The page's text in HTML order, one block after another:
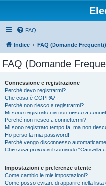
FAQ
Indice FAQ (Domande Frequenti)
FAQ (Domande
Connessione e registrazione
Perché devo registrarmi?
Che cosa è COPPA?
Perché non riesco a registrarmi?
Mi sono registrato ma non riesco a
Perché non riesco a connettermi?
Mi sono registrato tempo fa, ma non
Ho perso la mia password!
Perché vengo disconnesso
Che cosa provoca il comando “Cancella
Impostazioni e preferenze utente
Come cambio le mie impostazioni?
Come posso evitare di apparire nella lista